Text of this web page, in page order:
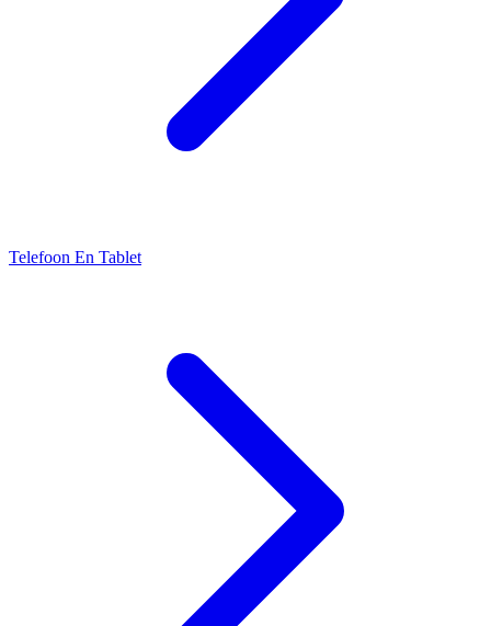
Telefoon En Tablet